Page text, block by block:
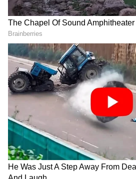
2